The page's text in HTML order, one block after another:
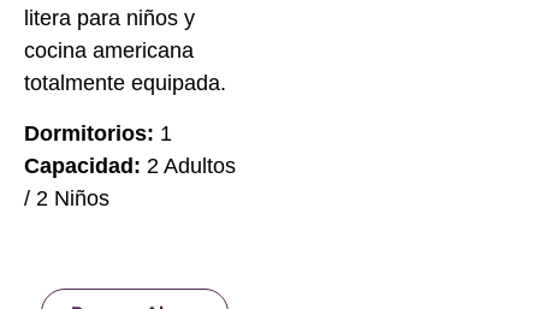
litera para niños y
cocina americana
totalmente equipada.
Dormitorios: 1
Capacidad: 2 Adultos
/ 2 Niños